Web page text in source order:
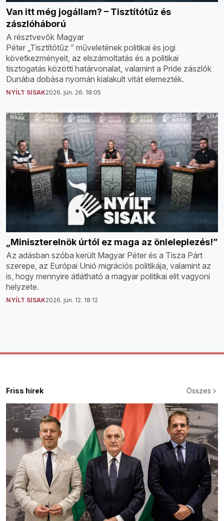
Van itt még jogállam? – Tisztítótűz és
zászlóháború
A résztvevők Magyar
Péter „Tisztítótűz ” műveletének politikai és jogi
következményeit, az elszámoltatás és a politikai
tisztogatás közötti határvonalat, valamint a Pride zászlók
Dunába dobása nyomán kialakult vitát elemezték.
NYÍLT SISAK2026. jún. 26. 18:05
„Miniszterelnök úrtól ez maga az önleleplezés!”
Az adásban szóba került Magyar Péter és a Tisza Párt
szerepe, az Európai Unió migrációs politikája, valamint az
is, hogy mennyire átlátható a magyar politikai elit vagyoni
helyzete.
NYÍLT SISAK2026. jún. 12. 18:12
Friss hírek Összes